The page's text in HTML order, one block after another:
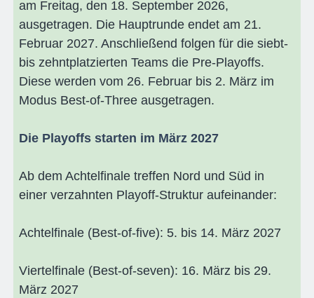
am Freitag, den 18. September 2026,
ausgetragen. Die Hauptrunde endet am 21.
Februar 2027. Anschließend folgen für die siebt-
bis zehntplatzierten Teams die Pre-Playoffs.
Diese werden vom 26. Februar bis 2. März im
Modus Best-of-Three ausgetragen.
Die Playoffs starten im März 2027
Ab dem Achtelfinale treffen Nord und Süd in
einer verzahnten Playoff-Struktur aufeinander:
Achtelfinale (Best-of-five): 5. bis 14. März 2027
Viertelfinale (Best-of-seven): 16. März bis 29.
März 2027